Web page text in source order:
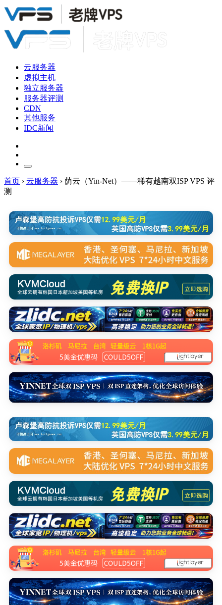
云服务器
虚拟主机
独立服务器
服务器评测
CDN
其他服务
IDC新闻
首页 › 云服务器 › 荫云（Yin-Net）——稀有越南双ISP VPS 评
测